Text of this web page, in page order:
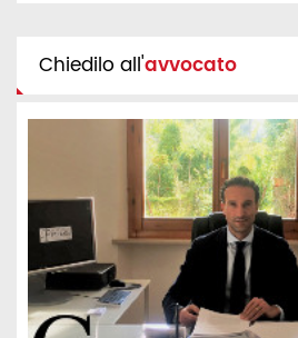
Chiedilo all'avvocato